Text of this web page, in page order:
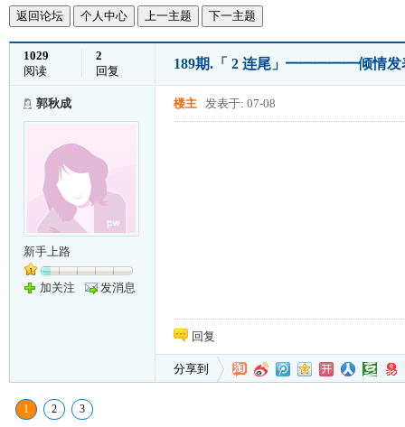
返回论坛 个人中心 上一主题 下一主题
1029
阅读
2
回复
189期.「 2 连尾」━━━━━倾情
郭秋成
新手上路
加关注 发消息
楼主 发表于: 07-08
回复
分享到
1 2 3